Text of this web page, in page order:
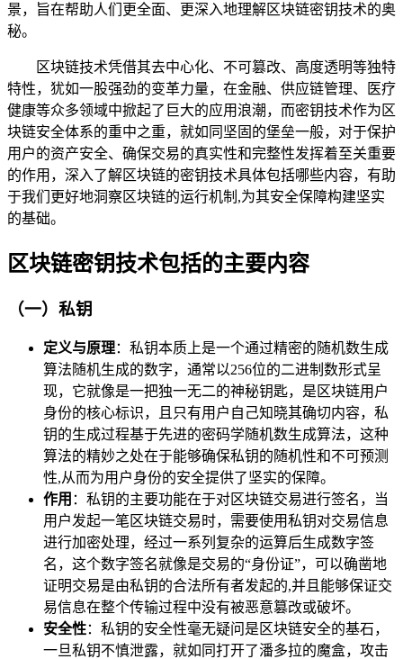
景，旨在帮助人们更全面、更深入地理解区块链密钥技术的奥
秘。
区块链技术凭借其去中心化、不可篡改、高度透明等独特
特性，犹如一股强劲的变革力量，在金融、供应链管理、医疗
健康等众多领域中掀起了巨大的应用浪潮，而密钥技术作为区
块链安全体系的重中之重，就如同坚固的堡垒一般，对于保护
用户的资产安全、确保交易的真实性和完整性发挥着至关重要
的作用，深入了解区块链的密钥技术具体包括哪些内容，有助
于我们更好地洞察区块链的运行机制,为其安全保障构建坚实
的基础。
区块链密钥技术包括的主要内容
（一）私钥
定义与原理：私钥本质上是一个通过精密的随机数生成
算法随机生成的数字，通常以256位的二进制数形式呈
现，它就像是一把独一无二的神秘钥匙，是区块链用户
身份的核心标识，且只有用户自己知晓其确切内容，私
钥的生成过程基于先进的密码学随机数生成算法，这种
算法的精妙之处在于能够确保私钥的随机性和不可预测
性,从而为用户身份的安全提供了坚实的保障。
作用 ：私钥的主要功能在于对区块链交易进行签名，当
用户发起一笔区块链交易时，需要使用私钥对交易信息
进行加密处理，经过一系列复杂的运算后生成数字签
名，这个数字签名就像是交易的“身份证”，可以确凿地
证明交易是由私钥的合法所有者发起的,并且能够保证交
易信息在整个传输过程中没有被恶意篡改或破坏。
安全性：私钥的安全性毫无疑问是区块链安全的基石，
一旦私钥不慎泄露，就如同打开了潘多拉的魔盒，攻击